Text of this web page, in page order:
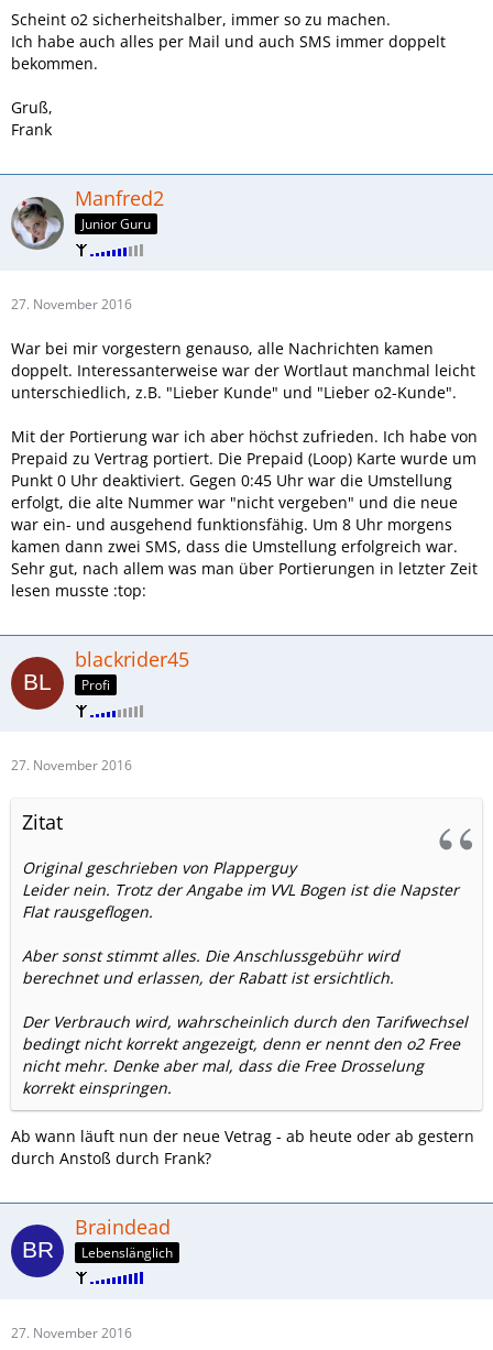
die SMS. Doppelte E-Mail zum MNP Import ebenso SMS
sowie doppelte SMS zum Portierungstermin
auf die O2 Nr sowie die alte, zu portierende Nummer
Scheint o2 sicherheitshalber, immer so zu machen.
Ich habe auch alles per Mail und auch SMS immer doppelt
bekommen.
Gruß,
Frank
Manfred2
Junior Guru
27. November 2016
War bei mir vorgestern genauso, alle Nachrichten kamen
doppelt. Interessanterweise war der Wortlaut manchmal leicht
unterschiedlich, z.B. "Lieber Kunde" und "Lieber o2-Kunde".
Mit der Portierung war ich aber höchst zufrieden. Ich habe von
Prepaid zu Vertrag portiert. Die Prepaid (Loop) Karte wurde um
Punkt 0 Uhr deaktiviert. Gegen 0:45 Uhr war die Umstellung
erfolgt, die alte Nummer war "nicht vergeben" und die neue
war ein- und ausgehend funktionsfähig. Um 8 Uhr morgens
kamen dann zwei SMS, dass die Umstellung erfolgreich war.
Sehr gut, nach allem was man über Portierungen in letzter Zeit
lesen musste :top:
blackrider45
Profi
27. November 2016
Zitat
Original geschrieben von Plapperguy
Leider nein. Trotz der Angabe im VVL Bogen ist die Napster
Flat rausgeflogen.
Aber sonst stimmt alles. Die Anschlussgebühr wird
berechnet und erlassen, der Rabatt ist ersichtlich.
Der Verbrauch wird, wahrscheinlich durch den Tarifwechsel
bedingt nicht korrekt angezeigt, denn er nennt den o2 Free
nicht mehr. Denke aber mal, dass die Free Drosselung
korrekt einspringen.
Ab wann läuft nun der neue Vetrag - ab heute oder ab gestern
durch Anstoß durch Frank?
Braindead
Lebenslänglich
27. November 2016